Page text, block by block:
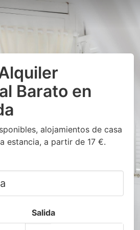
Barato en
alojamientos de casa
estancia, a partir de 17 €.
Salida